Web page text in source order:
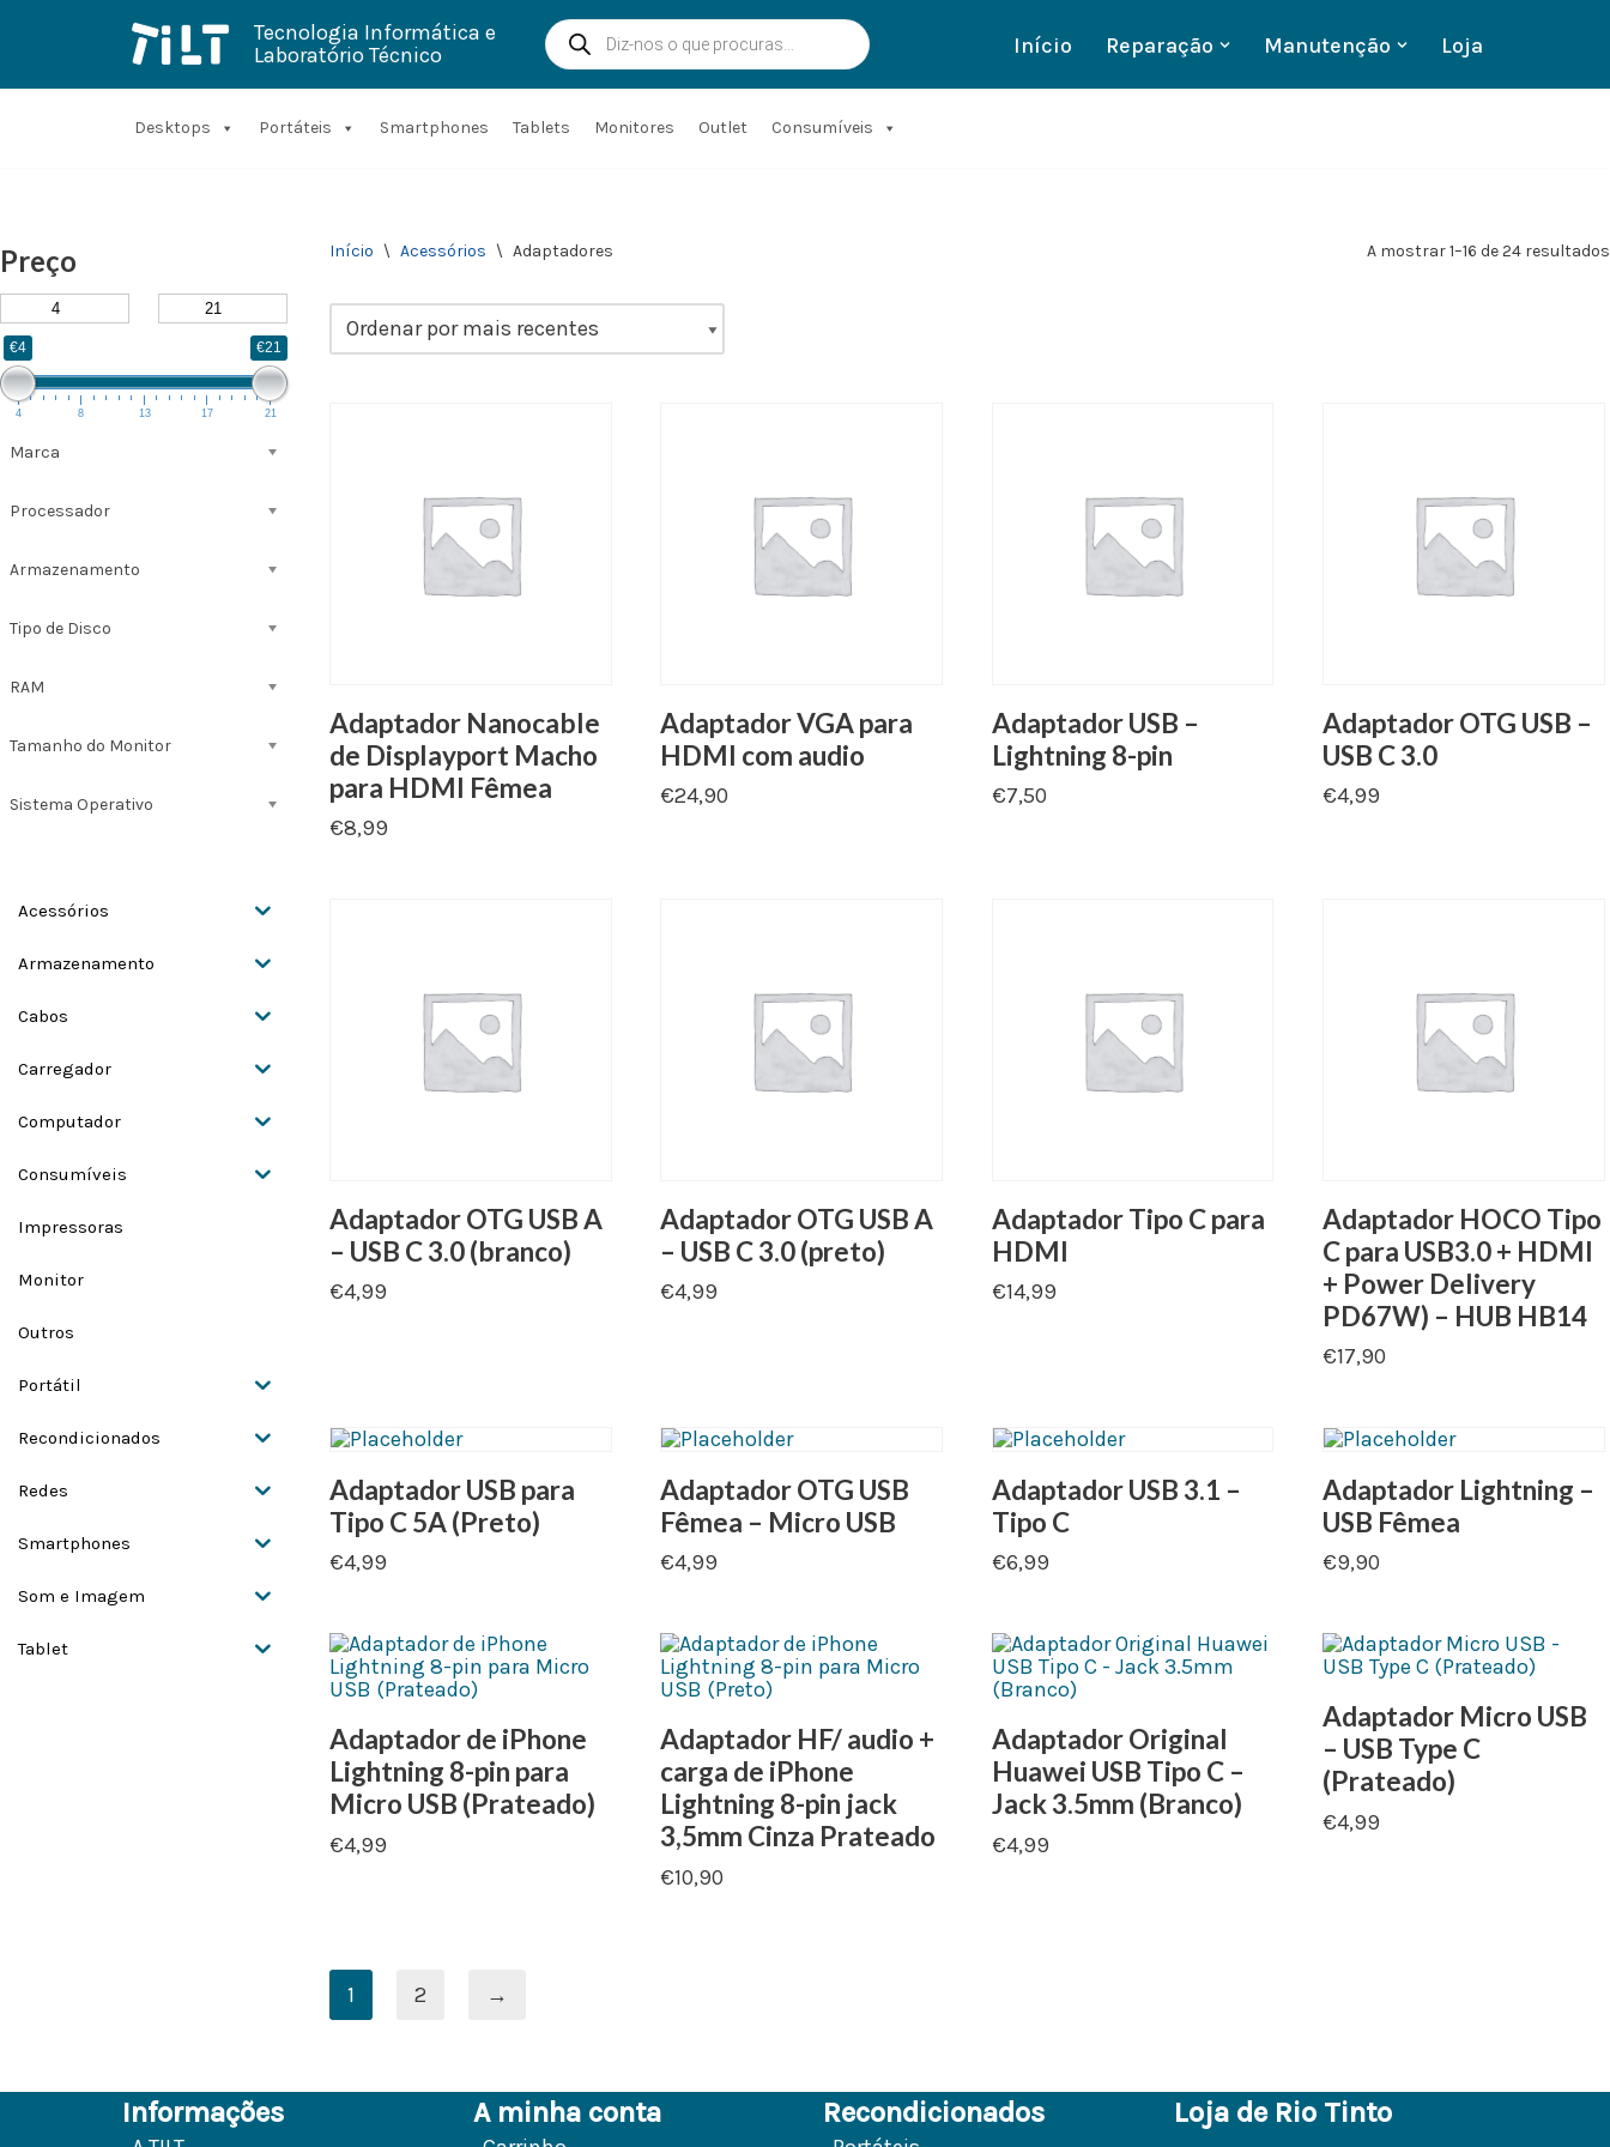
para
Tecnologia Informática e
Laboratório Técnico
Início Reparação Manutenção Loja
Desktops Portáteis Smartphones Tablets Monitores Outlet Consumíveis
Preço
€4 €21
4 8 13 17 21
Marca
Processador
Armazenamento
Tipo de Disco
RAM
Tamanho do Monitor
Sistema Operativo
Acessórios
Armazenamento
Cabos
Carregador
Computador
Consumíveis
Impressoras
Monitor
Outros
Portátil
Recondicionados
Redes
Smartphones
Som e Imagem
Tablet
Início \ Acessórios \ Adaptadores A mostrar 1–16 de 24 resultados
Adaptador Nanocable
de Displayport Macho
para HDMI Fêmea
€8,99
Adaptador VGA para
HDMI com audio
€24,90
Adaptador USB –
Lightning 8-pin
€7,50
Adaptador OTG USB –
USB C 3.0
€4,99
Adaptador OTG USB A
– USB C 3.0 (branco)
€4,99
Adaptador OTG USB A
– USB C 3.0 (preto)
€4,99
Adaptador Tipo C para
HDMI
€14,99
Adaptador HOCO Tipo
C para USB3.0 + HDMI
+ Power Delivery
PD67W) – HUB HB14
€17,90
Adaptador USB para
Tipo C 5A (Preto)
€4,99
Adaptador OTG USB
Fêmea – Micro USB
€4,99
Adaptador USB 3.1 –
Tipo C
€6,99
Adaptador Lightning –
USB Fêmea
€9,90
Adaptador de iPhone
Lightning 8-pin para
Micro USB (Prateado)
€4,99
Adaptador HF/ audio +
carga de iPhone
Lightning 8-pin jack
3,5mm Cinza Prateado
€10,90
Adaptador Original
Huawei USB Tipo C –
Jack 3.5mm (Branco)
€4,99
Adaptador Micro USB
– USB Type C
(Prateado)
€4,99
1 2 →
Informações A minha conta Recondicionados Loja de Rio Tinto